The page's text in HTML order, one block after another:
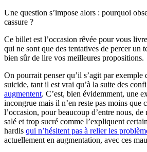
Une question s’impose alors : pourquoi
cassure ?
Ce billet est l’occasion rêvée pour vous
qui ne sont que des tentatives de percer un
bien sûr de lire vos meilleures propositions.
On pourrait penser qu’il s’agit par exemple
suicide, tant il est vrai qu’à la suite des
augmentent. C’est, bien évidemment, une
incongrue mais il n’en reste pas moins que
l’occasion, pour beaucoup d’entre nous,
salé et trop sucré comme l’expliquent
hardis qui n’hésitent pas à relier les
actuellement en augmentation, avec ces